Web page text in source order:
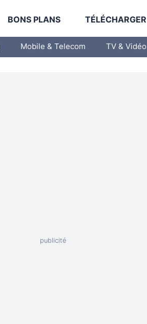
BONS PLANS TÉLÉCHARGER
Mobile & Telecom TV & Vidéo